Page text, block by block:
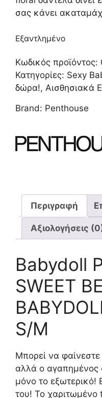
σας κάνει
Εξαντλημένο
Κωδικός προϊόντος:
Κατηγορίες: Sexy
δώρα!, Αισθησιακά
Brand: Penthouse
Περιγραφή
Αξιολογήσεις
Babydoll
SWEET
S/M
Μπορεί να
αλλά ο αγαπημένος
μόνο το εξωτερικό!
του! Το χαριτωμένο